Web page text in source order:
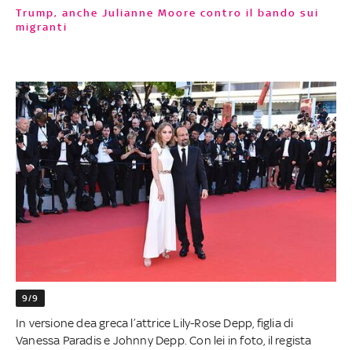
Trump, anche Julianne Moore contro il bando sui
migranti
9/9
In versione dea greca l’attrice Lily-Rose Depp, figlia di
Vanessa Paradis e Johnny Depp. Con lei in foto, il regista